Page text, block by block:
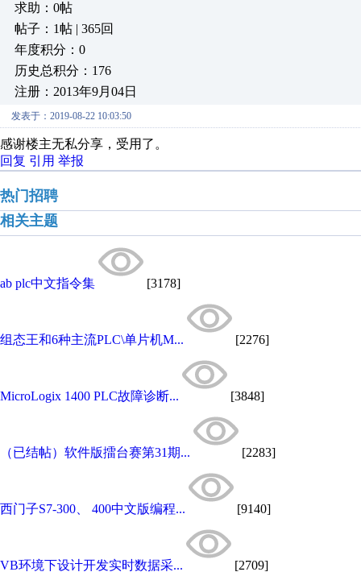
求助：0帖
帖子：1帖 | 365回
年度积分：0
历史总积分：176
注册：2013年9月04日
发表于：2019-08-22 10:03:50
感谢楼主无私分享，受用了。
回复 引用 举报
热门招聘
相关主题
ab plc中文指令集 [3178]
组态王和6种主流PLC\单片机M... [2276]
MicroLogix 1400 PLC故障诊断... [3848]
（已结帖）软件版擂台赛第31期... [2283]
西门子S7-300、 400中文版编程... [9140]
VB环境下设计开发实时数据采... [2709]